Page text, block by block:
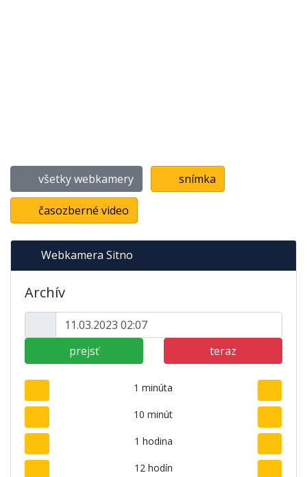
všetky webkamery snímka
časozberné video
Webkamera Sitno
Archív
prejsť teraz
1 minúta
10 minút
1 hodina
12 hodín